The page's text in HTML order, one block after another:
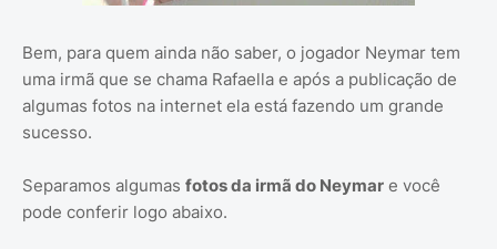
Bem, para quem ainda não saber, o jogador Neymar tem
uma irmã que se chama Rafaella e após a publicação de
algumas fotos na internet ela está fazendo um grande
sucesso.
Separamos algumas fotos da irmã do Neymar e você
pode conferir logo abaixo.